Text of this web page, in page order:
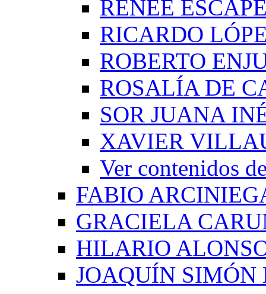
RENÉE
RICARDO
ROBERTO
ROSALÍA DE
SOR JUANA
XAVIER
Ver contenidos
FABIO
GRACIELA
HILARIO
JOAQUÍN SIMÓN